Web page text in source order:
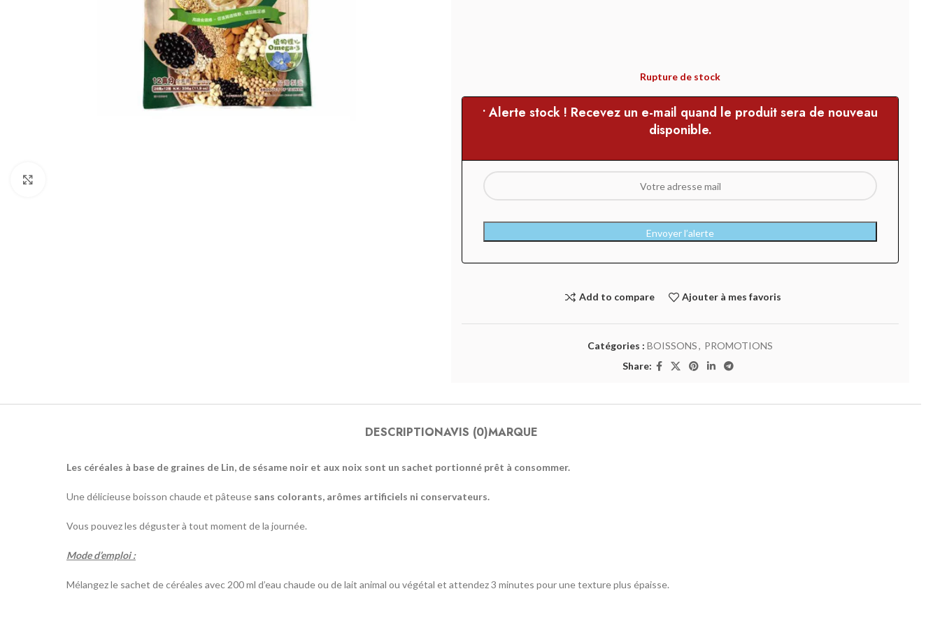
Rupture de stock
• Alerte stock ! Recevez un e-mail quand le produit sera de nouveau
disponible.
Envoyer l’alerte
Add to compare Ajouter à mes favoris
Catégories : BOISSONS, PROMOTIONS
Share:
DESCRIPTIONAVIS (0)MARQUE
Les céréales à base de graines de Lin, de sésame noir et aux noix sont un sachet portionné prêt à consommer.
Une délicieuse boisson chaude et pâteuse sans colorants, arômes artificiels ni conservateurs.
Vous pouvez les déguster à tout moment de la journée.
Mode d’emploi :
Mélangez le sachet de céréales avec 200 ml d’eau chaude ou de lait animal ou végétal et attendez 3 minutes pour une texture plus épaisse.